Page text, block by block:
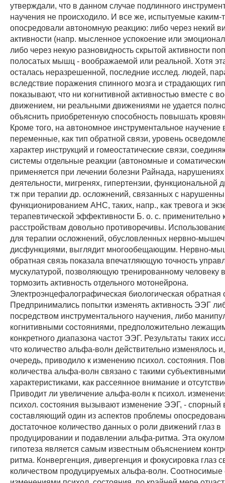
утверждали, что в данном случае подлинного
научения не происходило. И все же, испытуемые каким-
опосредовали автономную реакцию: либо через некий
активности (напр. мысленное успокоение или
либо через некую разновидность скрытой активности
полосатых мышц - воображаемой или реальной. Хотя
осталась неразрешенной, последние исслед. людей,
вследствие поражения спинного мозга и страдающих
показывают, что ни когнитивной активностью вместе с
движением, ни реальными движениями не удается
объяснить приобретенную способность повышать
Кроме того, на автономное инструментальное научение
переменные, как тип обратной связи, уровень
характер инструкций и гомеостатические связи,
системы отдельные реакции (автономные и
применяется при лечении болезни Райнада,
деятельности, мигренях, гипертензии, функциональной
тж при терапии др. осложнений, связанных с
функционированием АНС, таких, напр., как тревога и
терапевтической эффективности Б. о. с. применительно
расстройствам довольно противоречивы.
для терапии осложнений, обусловленных нервно-
дисфункциями, выглядит многообещающим. Нервно-
обратная связь показала впечатляющую точность
мускулатурой, позволяющую тренированному человеку
тормозить активность отдельного мотонейрона.
Электроэнцефалографическая биологическая обратная
Предпринимались попытки изменять активность ЭЭГ
посредством инструментального научения, либо
когнитивными состояниями, предположительно
конкретного диапазона частот ЭЭГ. Результаты таких
что количество альфа-волн действительно изменялось
очередь, приводило к изменению психол. состояния.
количества альфа-волн связано с такими субъективными
характеристиками, как рассеянное внимание и
Приводит ли увеличение альфа-волн к психол.
психол. состояния вызывают изменение ЭЭГ, - спорный
составляющий один из аспектов проблемы
достаточное количество данных о роли движений глаз в
продуцировании и подавлении альфа-ритма. Эта
гипотеза является самым известным объяснением
ритма. Конвергенция, дивергенция и фокусировка глаз
количеством продуцируемых альфа-волн. Соотносимые